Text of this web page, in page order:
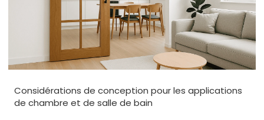
Considérations de conception pour les applications
de chambre et de salle de bain